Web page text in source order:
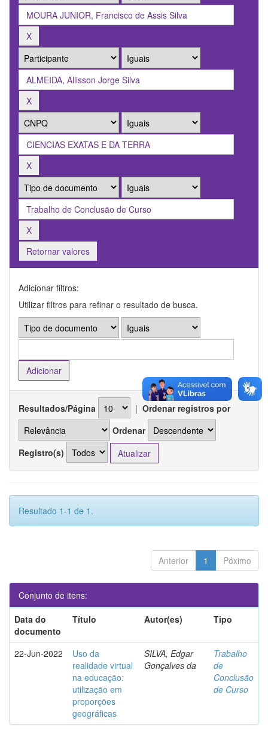
Retornar valores
Adicionar filtros:
Utilizar filtros para refinar o resultado de busca.
Resultados/Página | Ordenar registros por
Ordenar
Registro(s)
Resultado 1-1 de 1.
Anterior 1 Póximo
Conjunto de itens:
Data do
documento
Título Autor(es) Tipo
22-Jun-2022
Uso da
realidade virtual
na educação:
utilização em
proporções
geográficas
SILVA, Edgar
Gonçalves da
Trabalho
de
Conclusão
de Curso